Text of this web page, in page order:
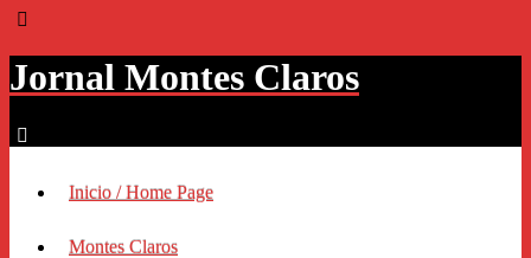
Jornal Montes Claros
Inicio / Home Page
Montes Claros